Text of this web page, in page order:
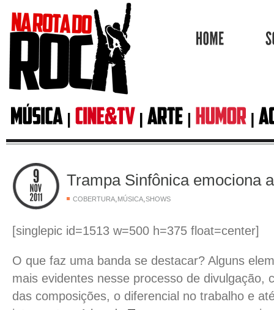
Trampa Sinfônica emociona
COBERTURA,MÚSICA,SHOWS
[singlepic id=1513 w=500 h=375 float=center]
O que faz uma banda se destacar? Alguns
mais evidentes nesse processo de divulgação,
das composições, o diferencial no trabalho e